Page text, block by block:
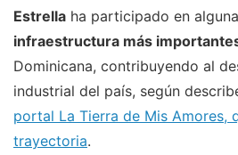
Estrella ha participado en
infraestructura más
Dominicana, contribuyendo al
industrial del país, según
portal La Tierra de Mis Amores,
trayectoria.